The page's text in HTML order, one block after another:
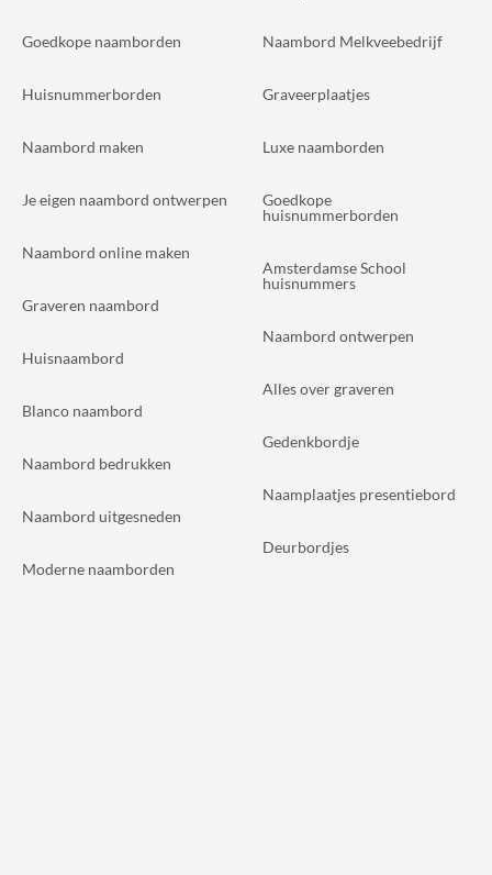
Goedkope naamborden
Huisnummerborden
Naambord maken
Je eigen naambord ontwerpen
Naambord online maken
Graveren naambord
Huisnaambord
Blanco naambord
Naambord bedrukken
Naambord uitgesneden
Moderne naamborden
Naambord Melkveebedrijf
Graveerplaatjes
Luxe naamborden
Goedkope
huisnummerborden
Amsterdamse School
huisnummers
Naambord ontwerpen
Alles over graveren
Gedenkbordje
Naamplaatjes presentiebord
Deurbordjes